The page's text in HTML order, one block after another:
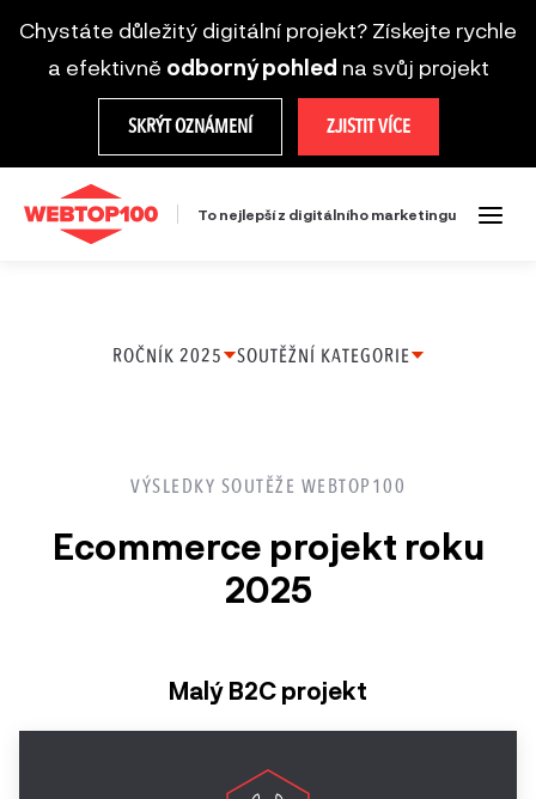
Chystáte důležitý digitální projekt? Získejte rychle
a efektivně odborný pohled na svůj projekt
SKRÝT OZNÁMENÍ ZJISTIT VÍCE
To nejlepší z digitálního marketingu
ROČNÍK 2025
2024
Ročník
SOUTĚŽNÍ KATEGORIE
Firemní web
SEO
Výkonnostní kampaň
Videoreklama
Firemní komunikace
VÝSLEDKY SOUTĚŽE WEBTOP100
Ecommerce projekt roku
2025
Malý B2C projekt